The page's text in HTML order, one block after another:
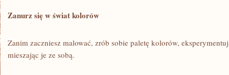
Zanurz się w świat kolorów
Zanim zaczniesz malować, zrób sobie paletę kolorów,
mieszając je​ ze sobą.